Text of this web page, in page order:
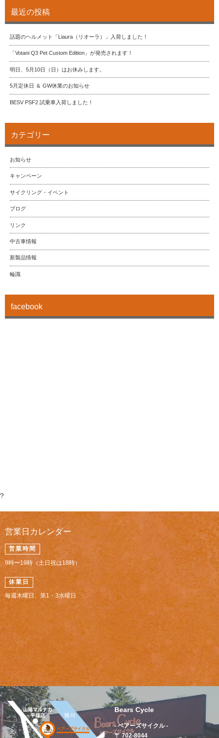
最近の投稿
話題のヘルメット「Liaura（リオーラ）」入荷しました！
「Votani Q3 Pet Custom Edition」が発売されます！
明日、5月10日（日）はお休みします。
5月定休日 ＆ GW休業のお知らせ
BESV PSF2 試乗車入荷しました！
カテゴリー
お知らせ
キャンペーン
サイクリング・イベント
ブログ
リンク
中古車情報
新製品情報
輪識
facebook
?
営業日カレンダー
営業時間
9時〜19時（土日祝は18時）
休業日
毎週木曜日、第1・3水曜日
Bears Cycle
- ベアーズサイクル -
〒 702-8044